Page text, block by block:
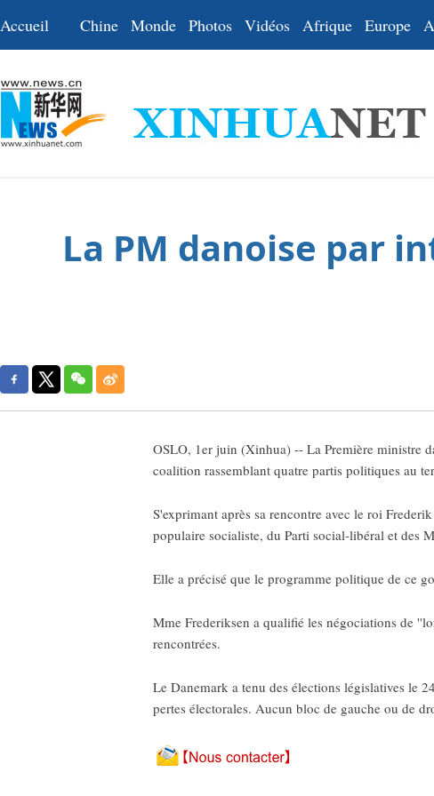
Accueil Chine Monde Photos Vidéos Afrique Europe
La PM danoise par
OSLO, 1er juin (Xinhua) -- La Première ministre
coalition rassemblant quatre partis politiques au
S'exprimant après sa rencontre avec le roi
populaire socialiste, du Parti social-libéral et des
Elle a précisé que le programme politique de ce
Mme Frederiksen a qualifié les négociations de
rencontrées.
Le Danemark a tenu des élections législatives le
pertes électorales. Aucun bloc de gauche ou de